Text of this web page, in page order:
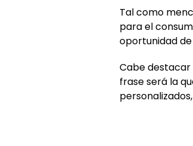
Tal como
para el
oportunidad
Cabe destacar
frase será la